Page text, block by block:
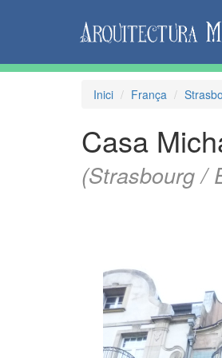
Inici França
Casa
(Strasbourg /